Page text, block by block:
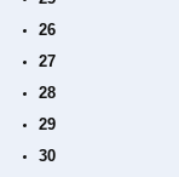
26
27
28
29
30